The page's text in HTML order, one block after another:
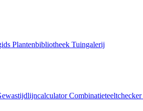
Plantenbibliotheek Tuingalerij
Combinatieteeltchecker